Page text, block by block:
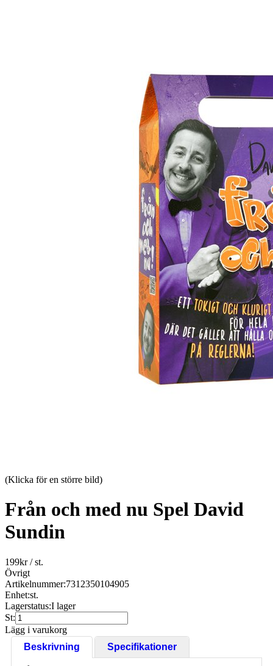
(Klicka för en större bild)
Från och med nu Spel David
Sundin
199kr/ st.
Övrigt
Artikelnummer:7312350104905
Enhet:st.
Lagerstatus:I lager
St:
Lägg i varukorg
Beskrivning
Specifikationer